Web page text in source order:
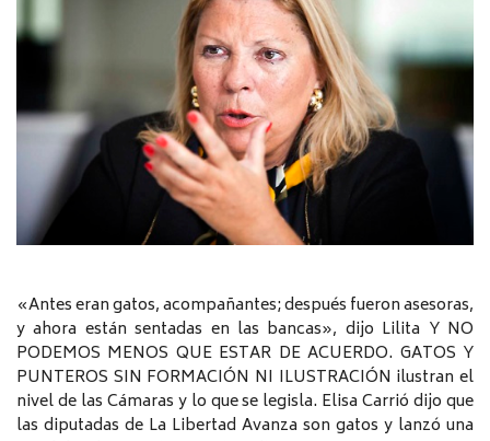
«Antes eran gatos, acompañantes; después fueron asesoras,
y ahora están sentadas en las bancas», dijo Lilita Y NO
PODEMOS MENOS QUE ESTAR DE ACUERDO. GATOS Y
PUNTEROS SIN FORMACIÓN NI ILUSTRACIÓN ilustran el
nivel de las Cámaras y lo que se legisla. Elisa Carrió dijo que
las diputadas de La Libertad Avanza son gatos y lanzó una